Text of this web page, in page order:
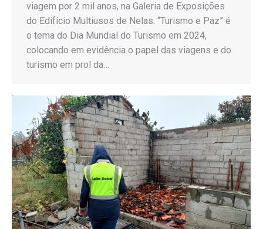
viagem por 2 mil anos, na Galeria de Exposições
do Edifício Multiusos de Nelas. “Turismo e Paz” é
o tema do Dia Mundial do Turismo em 2024,
colocando em evidência o papel das viagens e do
turismo em prol da…